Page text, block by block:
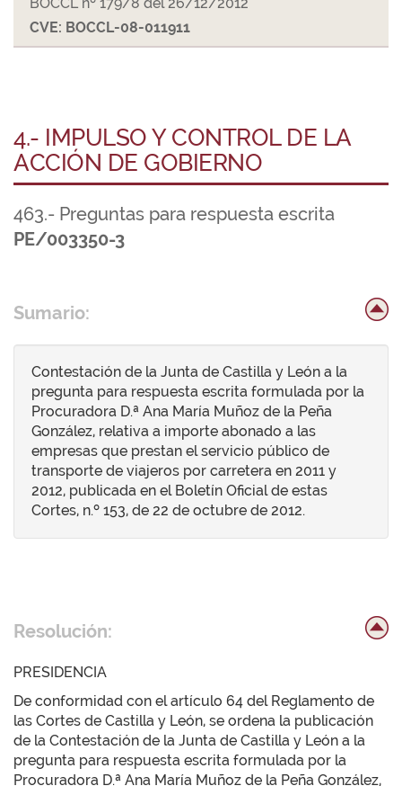
CVE: BOCCL-08-011911
4.- IMPULSO Y CONTROL DE LA
ACCIÓN DE GOBIERNO
463.- Preguntas para respuesta escrita
PE/003350-3
Sumario:
Contestación de la Junta de Castilla y León a la
pregunta para respuesta escrita formulada por la
Procuradora D.ª Ana María Muñoz de la Peña
González, relativa a importe abonado a las
empresas que prestan el servicio público de
transporte de viajeros por carretera en 2011 y
2012, publicada en el Boletín Oficial de estas
Cortes, n.º 153, de 22 de octubre de 2012.
Resolución:
PRESIDENCIA
De conformidad con el artículo 64 del Reglamento de
las Cortes de Castilla y León, se ordena la publicación
de la Contestación de la Junta de Castilla y León a la
pregunta para respuesta escrita formulada por la
Procuradora D.ª Ana María Muñoz de la Peña González,